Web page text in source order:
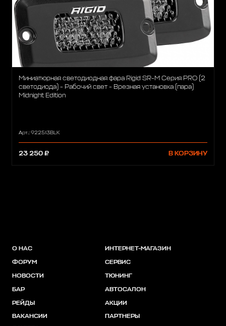
Миниатюрная светодиодная фара Rigid SR-M Серия PRO (2
светодиода) - Рабочий свет - Врезная установка (пара)
Midnight Edition
Арт.: 922513BLK
23 250 ₽ В КОРЗИНУ
О НАС
ФОРУМ
НОВОСТИ
БАР
РЕЙДЫ
ВАКАНСИИ
ИНТЕРНЕТ-МАГАЗИН
СЕРВИС
ТЮНИНГ
АВТОСАЛОН
АКЦИИ
ПАРТНЕРЫ